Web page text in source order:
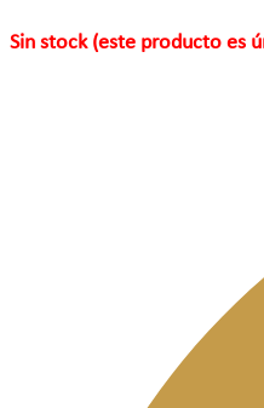
Sin stock (este producto es